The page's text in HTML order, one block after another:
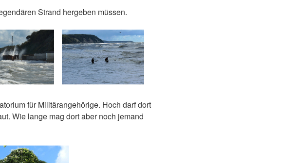
Strand hergeben müssen.
für Militärangehörige. Hoch darf dort
Wie lange mag dort aber noch jemand